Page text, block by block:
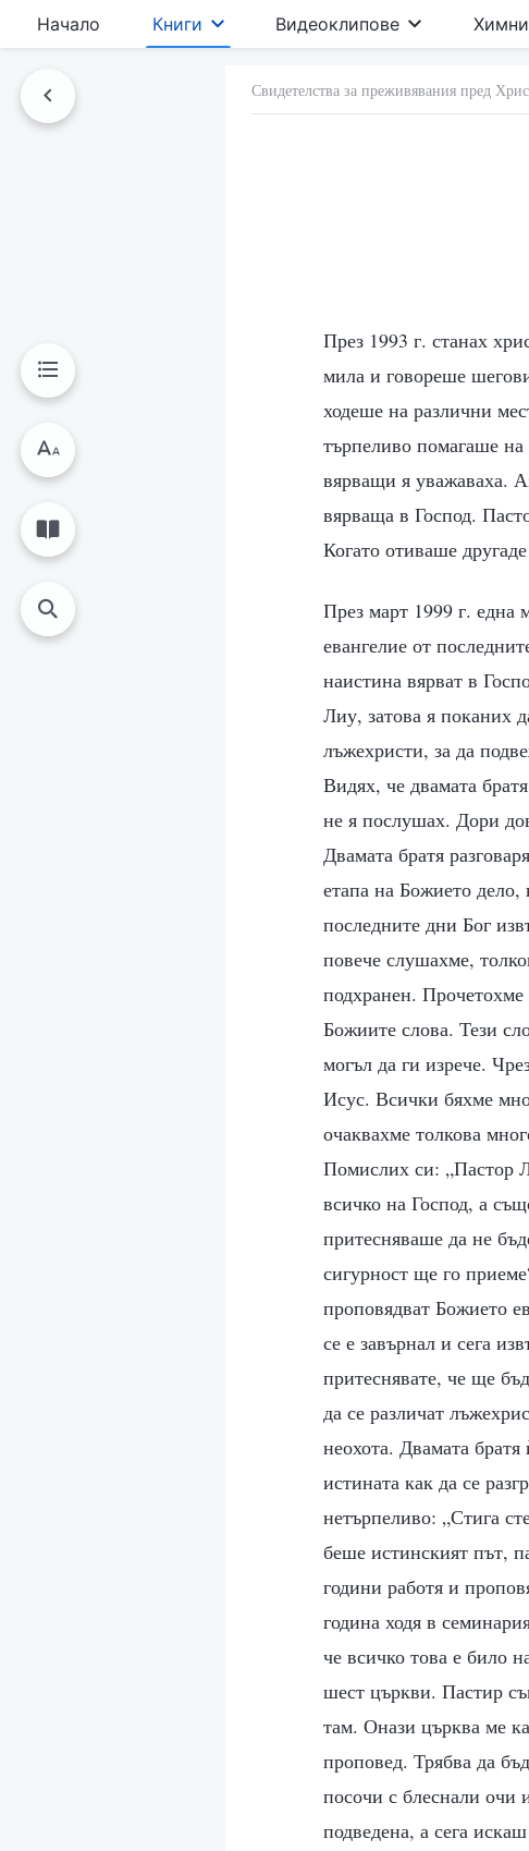
Начало Книги Видеоклипове Химни
Свидетелства за преживявания пред
През 1993 г. станах
мила и говореше
ходеше на различни
търпеливо помагаше
вярващи я уважаваха.
вярваща в Господ.
Когато отиваше
През март 1999 г. една
евангелие от
наистина вярват в
Лиу, затова я поканих
лъжехристи, за да
Видях, че двамата
не я послушах. Дори
Двамата братя
етапа на Божието дело,
последните дни Бог
повече слушахме,
подхранен.
Божиите слова. Тези
могъл да ги изрече.
Исус. Всички бяхме
очаквахме толкова
Помислих си: „Пастор
всичко на Господ, а
притесняваше да не
сигурност ще го
проповядват Божието
се е завърнал и сега
притеснявате, че ще
да се различат
неохота. Двамата
истината как да се
нетърпеливо: „Стига
беше истинският път,
години работя и
година ходя в
че всичко това е било
шест църкви. Пастир
там. Онази църква ме
проповед. Трябва да
посочи с блеснали очи
подведена, а сега